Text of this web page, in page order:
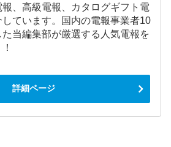
、高級電報、カタログギフト電
ています。国内の電報事業者10
当編集部が厳選する人気電報を
詳細ページ